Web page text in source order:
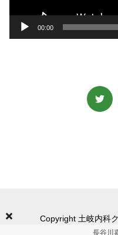
00:00
Copyright 土岐内科
長谷川